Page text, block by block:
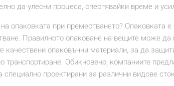
да улесни процеса, спестявайки време и
опаковката при преместването? Опаковката
Правилното опаковане на вещите може да
качествени опаковъчни материали, за да
транспортиране. Обикновено, компаниите
специално проектирани за различни видове